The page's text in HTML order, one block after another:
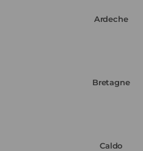
Ardeche
Bretagne
Caldo